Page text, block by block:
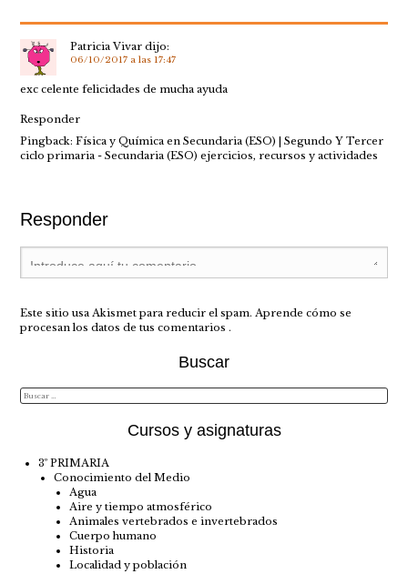
Patricia Vivar dijo:
06/10/2017 a las 17:47
exc celente felicidades de mucha ayuda
Responder
Pingback:Física y Química en Secundaria (ESO) | Segundo Y Tercer
ciclo primaria - Secundaria (ESO) ejercicios, recursos y actividades
Responder
Este sitio usa Akismet para reducir el spam.Aprende cómo se
procesan los datos de tus comentarios.
Buscar
Cursos y asignaturas
3º PRIMARIA
Conocimiento del Medio
Agua
Aire y tiempo atmosférico
Animales vertebrados e invertebrados
Cuerpo humano
Historia
Localidad y población